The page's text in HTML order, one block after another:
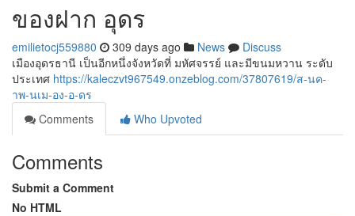
ของฝาก อุดร
emilietocj559880 309 days ago News
Discuss
เมืองอุดรธานี เป็นอีกหนึ่งจังหวัดที่ มหัศจรรย์ และมีขนมหวาน ระดับ
ประเทศ https://kaleczvt967549.onzeblog.com/37807619/ส-นค-
าพ-นเม-อง-อ-ดร
Comments
Who Upvoted
Comments
Submit a Comment
No HTML